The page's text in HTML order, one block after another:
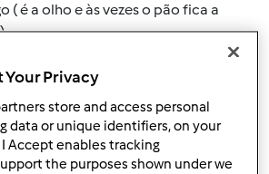
( é a olho e às vezes o pão fica a
não pesa bem esse tipo de
truque?
Your Privacy
store and access personal
data or unique identifiers, on your
Accept enables tracking
the purposes shown under we